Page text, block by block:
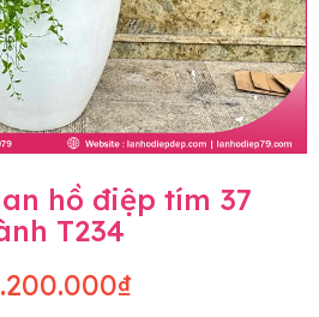
hồ điệp tím 37
T234